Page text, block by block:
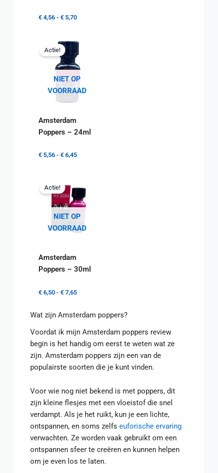
€ 4,56 -€ 5,70
NIET OP
VOORRAAD
Actie!
Amsterdam
Poppers – 24ml
€ 5,56 -€ 6,45
NIET OP
VOORRAAD
Actie!
Amsterdam
Poppers – 30ml
€ 6,50 -€ 7,65
Wat zijn Amsterdam poppers?
Voordat ik mijn Amsterdam poppers review
begin is het handig om eerst te weten wat ze
zijn. Amsterdam poppers zijn een van de
populairste soorten die je kunt vinden.
Voor wie nog niet bekend is met poppers, dit
zijn kleine flesjes met een vloeistof die snel
verdampt. Als je het ruikt, kun je een lichte,
ontspannen, en soms zelfs euforische ervaring
verwachten. Ze worden vaak gebruikt om een
ontspannen sfeer te creëren en kunnen helpen
om je even los te laten.